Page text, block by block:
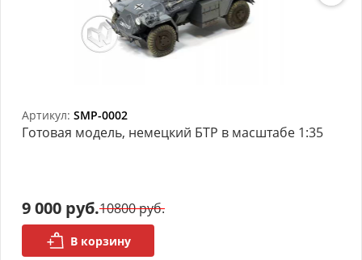
Шпон ценных пород
Подставки под миниатюры
Футляры (витрины) для
Деревянные 3D модели
Донышки для вязания
Артикул: SMP-0002
Готовая модель, немецкий БТР в масштабе 1:35
9 000 руб.10800 руб.
В корзину